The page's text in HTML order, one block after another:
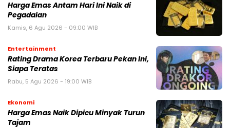
Harga Emas Antam Hari Ini Naik di
Pegadaian
Kamis, 6 Agu 2026 - 09:00 WIB
Entertainment
Rating Drama Korea Terbaru Pekan Ini,
Siapa Teratas
Rabu, 5 Agu 2026 - 19:00 WIB
Ekonomi
Harga Emas Naik Dipicu Minyak Turun
Tajam